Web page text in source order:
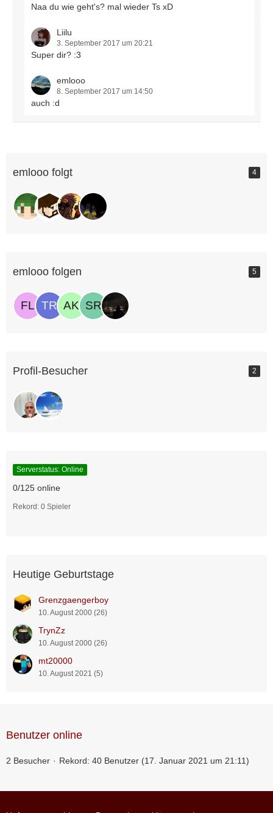
Naa du wie geht's? mal wieder Ts xD
Liilu
3. September 2017 um 20:21
Super dir? :3
emlooo
8. September 2017 um 14:50
auch :d
emlooo folgt 4
emlooo folgen 5
Profil-Besucher 2
Serverstatus: Online
0/125 online
Rekord: 0 Spieler
Heutige Geburtstage
Grenzgaengerboy
10. August 2000 (26)
TrynZz
10. August 2000 (26)
mt20000
10. August 2021 (5)
Benutzer online
2 Besucher Rekord: 40 Benutzer (17. Januar 2021 um 21:11)